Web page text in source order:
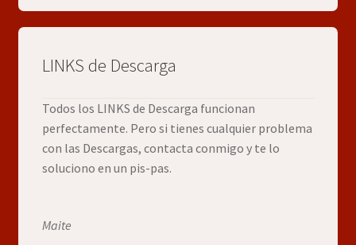
LINKS de Descarga
Todos los LINKS de Descarga funcionan
perfectamente. Pero si tienes cualquier problema
con las Descargas, contacta conmigo y te lo
soluciono en un pis-pas.
Maite